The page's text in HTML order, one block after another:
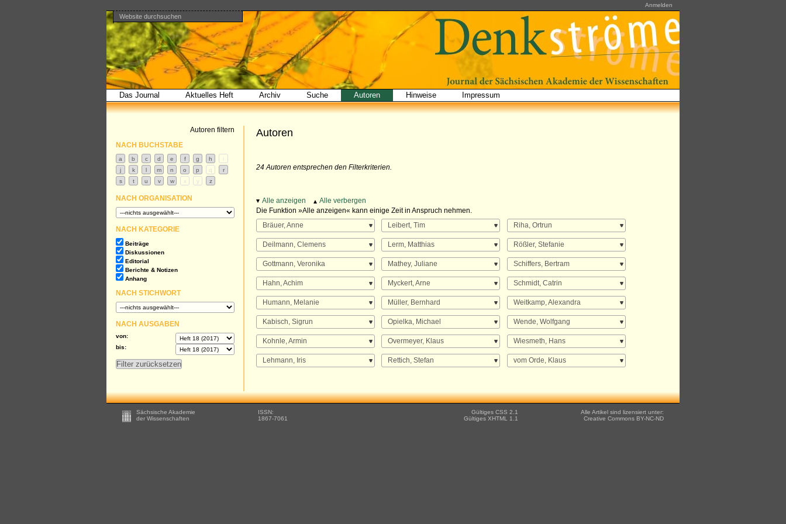
Direkt
zum
Inhalt
|
Direkt
zur
Navigation
Benutzerspezifische
Werkzeuge
Anmelden
Website durchsuchen
Erweiterte
Suche…
Bereiche
Das Journal Aktuelles Heft Archiv Suche Autoren Hinweise Impressum
Autoren
24 Autoren entsprechen den Filterkriterien.
Alle anzeigen
Alle verbergen
Die Funktion »Alle anzeigen« kann einige Zeit in Anspruch nehmen.
Bräuer, Anne Leibert, Tim Riha, Ortrun
Deilmann, Clemens Lerm, Matthias Rößler, Stefanie
Gottmann, Veronika Mathey, Juliane Schiffers, Bertram
Hahn, Achim Myckert, Arne Schmidt, Catrin
Humann, Melanie Müller, Bernhard Weitkamp, Alexandra
Kabisch, Sigrun Opielka, Michael Wende, Wolfgang
Kohnle, Armin Overmeyer, Klaus Wiesmeth, Hans
Lehmann, Iris Rettich, Stefan vom Orde, Klaus
Autoren filtern
NACH BUCHSTABE
NACH ORGANISATION
NACH KATEGORIE
Beiträge
Diskussionen
Editorial
Berichte & Notizen
Anhang
NACH STICHWORT
NACH AUSGABEN
von:
bis:
Footer
Sächsische Akademie
der Wissenschaften
ISSN:
1867-7061
Alle Artikel sind lizensiert unter:
Creative Commons BY-NC-ND
Gültiges CSS 2.1
Gültiges XHTML 1.1